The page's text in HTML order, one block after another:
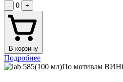
- 0 +
В корзину
Подробнее